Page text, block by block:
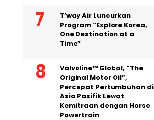
T’way Air Luncurkan
Program “Explore Korea,
One Destination at a
Time”
Valvoline™ Global, “The
Original Motor Oil”,
Percepat Pertumbuhan di
Asia Pasifik Lewat
Kemitraan dengan Horse
Powertrain